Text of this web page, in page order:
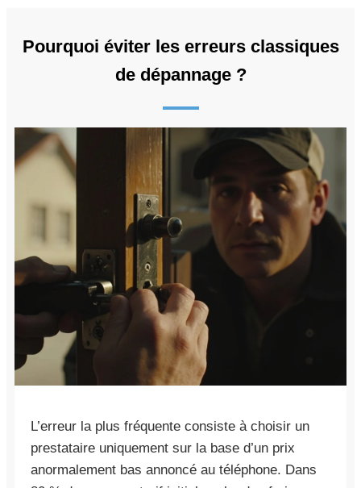
Pourquoi éviter les erreurs classiques
de dépannage ?
L’erreur la plus fréquente consiste à choisir un
prestataire uniquement sur la base d’un prix
anormalement bas annoncé au téléphone. Dans